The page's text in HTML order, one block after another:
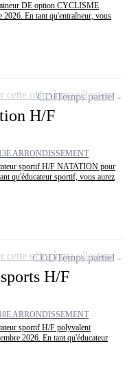
DE option CYCLISME
2026. En tant qu'entraîneur, vous
H/F
ARRONDISSEMENT
sportif H/F NATATION pour
qu'éducateur sportif, vous aurez
CDITemps partiel
cette offre à ma sélection
H/F
ARRONDISSEMENT
sportif H/F polyvalent
2026. En tant qu'éducateur
CDDTemps partiel
cette offre à ma sélection